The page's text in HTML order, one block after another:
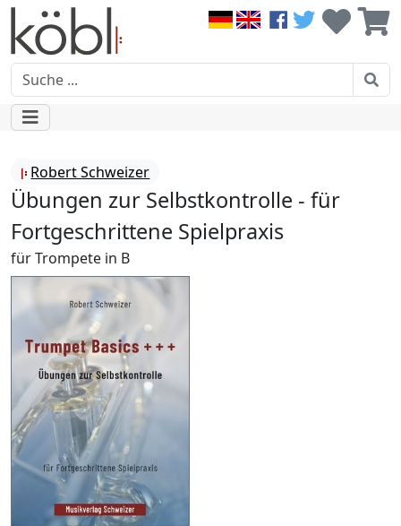
Robert Schweizer
Übungen zur Selbstkontrolle - für
Fortgeschrittene Spielpraxis
für Trompete in B